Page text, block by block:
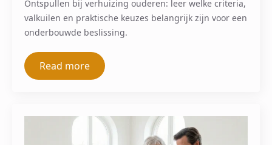
Ontspullen bij verhuizing ouderen: leer welke criteria,
valkuilen en praktische keuzes belangrijk zijn voor een
onderbouwde beslissing.
Read more